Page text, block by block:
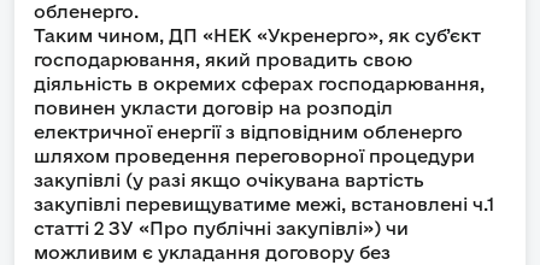
обленерго.
Таким чином, ДП «НЕК «Укренерго», як суб’єкт
господарювання, який провадить свою
діяльність в окремих сферах господарювання,
повинен укласти договір на розподіл
електричної енергії з відповідним обленерго
шляхом проведення переговорної процедури
закупівлі (у разі якщо очікувана вартість
закупівлі перевищуватиме межі, встановлені ч.1
статті 2 ЗУ «Про публічні закупівлі») чи
можливим є укладання договору без